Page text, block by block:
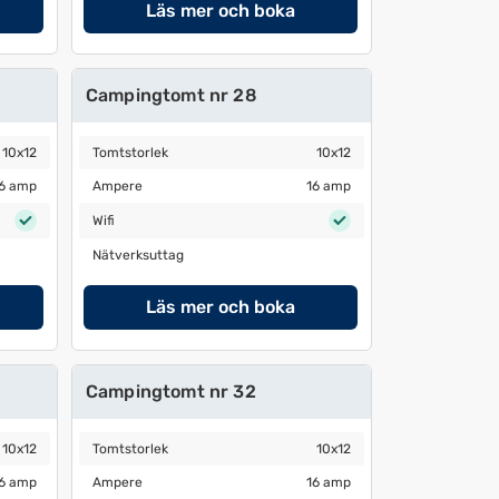
Läs mer och boka
10x12
amp
Campingtomt nr 28
Tomtstorlek
Tomtstorlek 10x12
Ampere 16 amp
Ampere 16 amp
WifiWifi
Nätverksuttag
Nätverksuttag
Läs mer och boka
10x12
amp
Campingtomt nr 32
Tomtstorlek
Tomtstorlek 10x12
Ampere 16 amp
Ampere 16 amp